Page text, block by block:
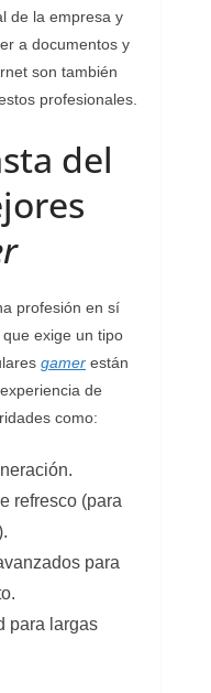
de la empresa y
a documentos y
son también
profesionales.
del
profesión en sí
exige un tipo
gamer están
de
como:
refresco (para
para
para largas